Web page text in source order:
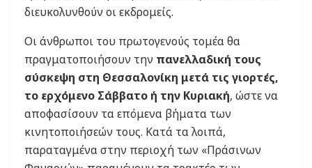
διευκολυνθούν οι εκδρομείς.
Οι άνθρωποι του πρωτογενούς τομέα θα
πραγματοποιήσουν την πανελλαδική τους
σύσκεψη στη Θεσσαλονίκη μετά τις γιορτές,
το ερχόμενο Σάββατο ή την Κυριακή, ώστε να
αποφασίσουν τα επόμενα βήματα των
κινητοποιήσεών τους. Κατά τα λοιπά,
παραταγμένα στην περιοχή των «Πράσινων